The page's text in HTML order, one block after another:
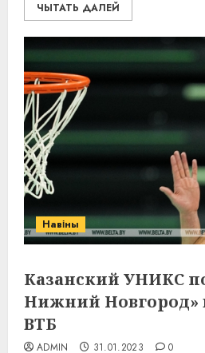
ЧЫТАТЬ ДАЛЕЙ
Навіны
Казанский УНИКС
Нижний Новгород»
ВТБ
ADMIN 31.01.2023 0